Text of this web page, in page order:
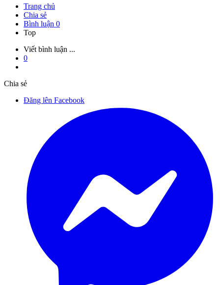
Trang chủ
Chia sẻ
Bình luận 0
Top
Viết bình luận ...
0
Chia sẻ
Đăng lên Facebook